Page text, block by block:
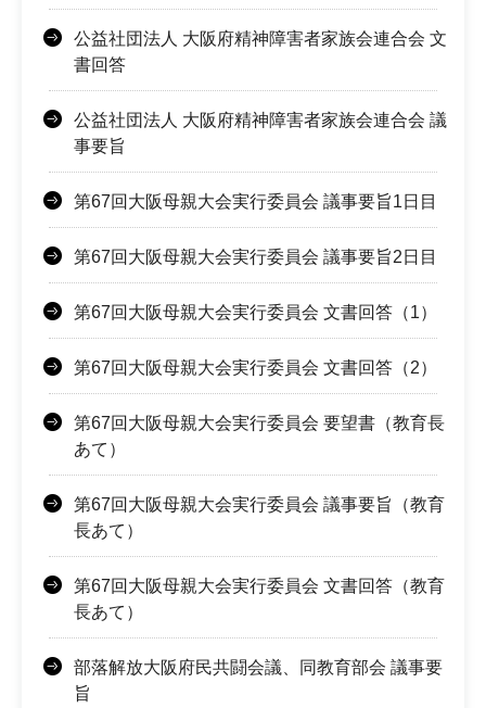
公益社団法人 大阪府精神障害者家族会連合会 文
書回答
公益社団法人 大阪府精神障害者家族会連合会 議
事要旨
第67回大阪母親大会実行委員会 議事要旨1日目
第67回大阪母親大会実行委員会 議事要旨2日目
第67回大阪母親大会実行委員会 文書回答（1）
第67回大阪母親大会実行委員会 文書回答（2）
第67回大阪母親大会実行委員会 要望書（教育長
あて）
第67回大阪母親大会実行委員会 議事要旨（教育
長あて）
第67回大阪母親大会実行委員会 文書回答（教育
長あて）
部落解放大阪府民共闘会議、同教育部会 議事要
旨